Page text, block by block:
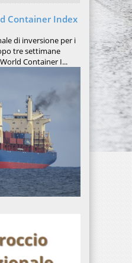
Container Index
di inversione per i
tre settimane
Container I...